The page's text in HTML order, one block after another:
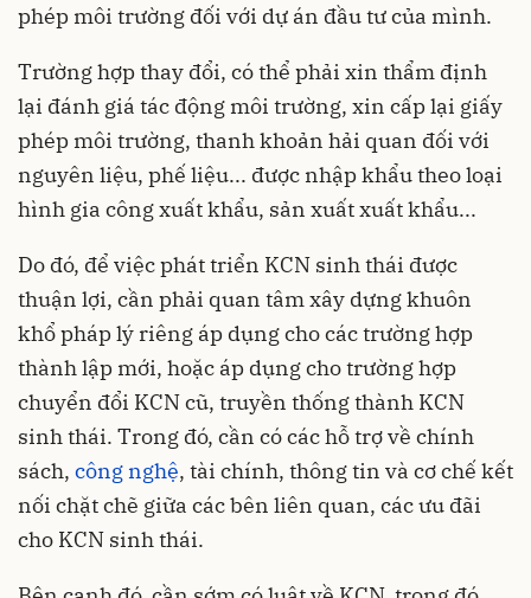
phép môi trường đối với dự án đầu tư của mình.
Trường hợp thay đổi, có thể phải xin thẩm định
lại đánh giá tác động môi trường, xin cấp lại giấy
phép môi trường, thanh khoản hải quan đối với
nguyên liệu, phế liệu... được nhập khẩu theo loại
hình gia công xuất khẩu, sản xuất xuất khẩu...
Do đó, để việc phát triển KCN sinh thái được
thuận lợi, cần phải quan tâm xây dựng khuôn
khổ pháp lý riêng áp dụng cho các trường hợp
thành lập mới, hoặc áp dụng cho trường hợp
chuyển đổi KCN cũ, truyền thống thành KCN
sinh thái. Trong đó, cần có các hỗ trợ về chính
sách, công nghệ, tài chính, thông tin và cơ chế kết
nối chặt chẽ giữa các bên liên quan, các ưu đãi
cho KCN sinh thái.